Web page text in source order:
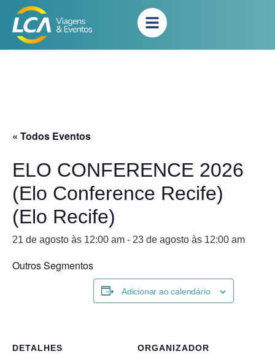
« Todos Eventos
ELO CONFERENCE 2026
(Elo Conference Recife)
(Elo Recife)
21 de agosto às 12:00 am - 23 de agosto às 12:00 am
Outros Segmentos
Adicionar ao calendário
DETALHES ORGANIZADOR